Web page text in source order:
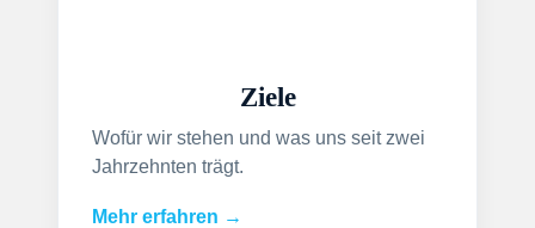
Ziele
Wofür wir stehen und was uns seit zwei
Jahrzehnten trägt.
Mehr erfahren →